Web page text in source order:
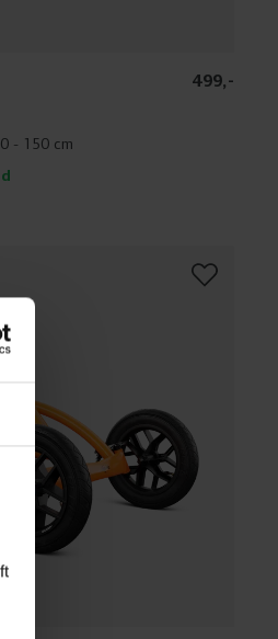
499,-
- 150 cm